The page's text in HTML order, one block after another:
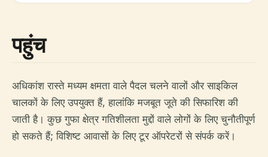
पहुंच
अधिकांश रास्ते मध्यम क्षमता वाले पैदल चलने वालों और साइकिल
चालकों के लिए उपयुक्त हैं, हालांकि मजबूत जूते की सिफारिश की
जाती है। कुछ गुफा क्षेत्र गतिशीलता मुद्दों वाले लोगों के लिए चुनौतीपूर्ण
हो सकते हैं; विशिष्ट आवासों के लिए टूर ऑपरेटरों से संपर्क करें।